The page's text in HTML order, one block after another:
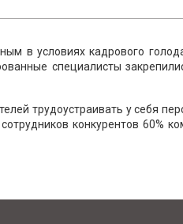
в условиях кадрового
специалисты
трудоустраивать у себя
конкурентов 60%